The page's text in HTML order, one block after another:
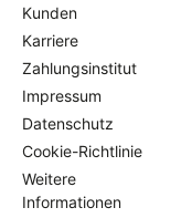
Kunden
Karriere
Zahlungsinstitut
Impressum
Datenschutz
Cookie-Richtlinie
Weitere
Informationen